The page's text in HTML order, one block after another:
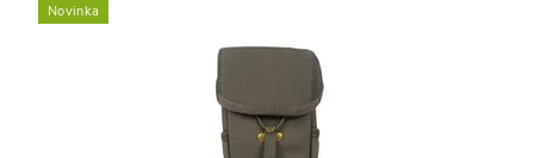
Novinka